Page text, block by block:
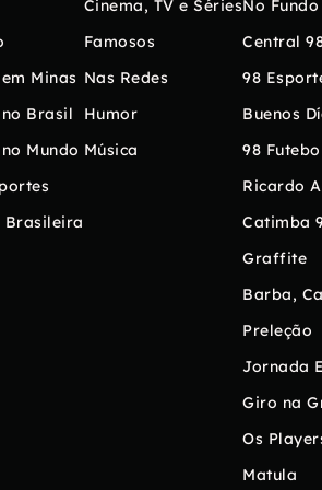
Minas
Brasil
Mundo
Brasileira
Cinema, TV e Séries
Famosos
Nas Redes
Humor
Música
No
Central
98
Buenos
98
Ricardo
Catimba
Graffite
Barba,
Preleção
Jornada
Giro na
Os
Matula